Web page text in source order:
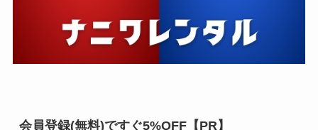
会員登録(無料)ですぐ5%OFF【PR】